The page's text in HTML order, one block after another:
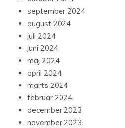
september 2024
august 2024
juli 2024
juni 2024
maj 2024
april 2024
marts 2024
februar 2024
december 2023
november 2023